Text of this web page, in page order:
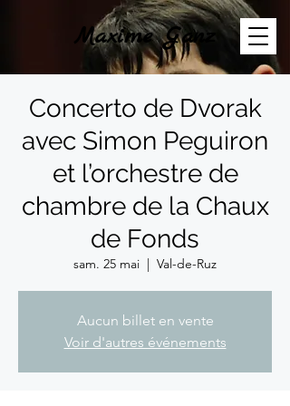
Maxime Ganz
Concerto de Dvorak
avec Simon Peguiron
et l’orchestre de
chambre de la Chaux
de Fonds
sam. 25 mai
  |
Val-de-Ruz
Aucun billet en vente
Voir d'autres événements